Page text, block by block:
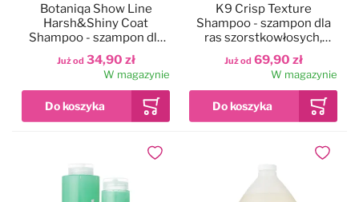
Już od 34,90 zł
Botaniqa Show Line
Harsh&Shiny Coat
Shampoo - szampon dla
psów szorstkowłosych
W magazynie
Już od 69,90 zł
K9 Crisp Texture
Shampoo - szampon dla
ras szorstkowłosych,
koncentrat 1:18
W magazynie
Dodaj do ulubionych Dodaj